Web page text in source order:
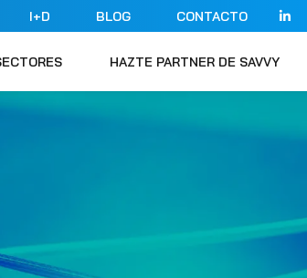
I+D BLOG CONTACTO
HAZTE PARTNER DE SAVVY